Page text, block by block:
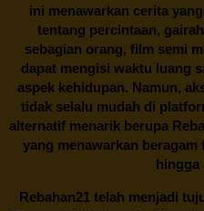
ini menawarkan cerita
tentang percintaan,
sebagian orang, film semi
dapat mengisi waktu luang
aspek kehidupan. Namun,
tidak selalu mudah di
alternatif menarik berupa
yang menawarkan beragam
hingga
Rebahan21telah menjadi